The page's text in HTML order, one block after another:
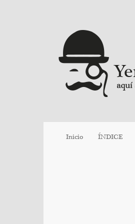
Inicio ÍNDICE